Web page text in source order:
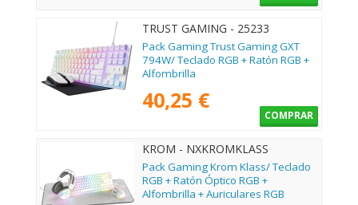
TRUST GAMING - 25233
Pack Gaming Trust Gaming GXT
794W/ Teclado RGB + Ratón RGB +
Alfombrilla
40,25 €
COMPRAR
KROM - NXKROMKLASS
Pack Gaming Krom Klass/ Teclado
RGB + Ratón Óptico RGB +
Alfombrilla + Auriculares RGB